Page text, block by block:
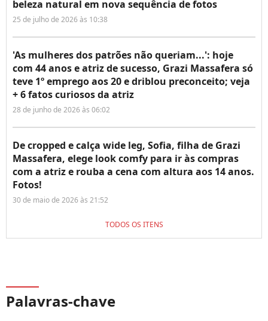
beleza natural em nova sequência de fotos
25 de julho de 2026 às 10:38
'As mulheres dos patrões não queriam...': hoje
com 44 anos e atriz de sucesso, Grazi Massafera só
teve 1º emprego aos 20 e driblou preconceito; veja
+ 6 fatos curiosos da atriz
28 de junho de 2026 às 06:02
De cropped e calça wide leg, Sofia, filha de Grazi
Massafera, elege look comfy para ir às compras
com a atriz e rouba a cena com altura aos 14 anos.
Fotos!
30 de maio de 2026 às 21:52
TODOS OS ITENS
Palavras-chave